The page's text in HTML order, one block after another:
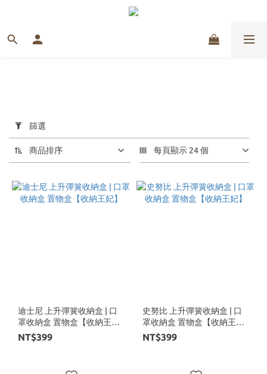
用
篩
選
(0/20)
價格
(NT$)
篩選
商品排序 每頁顯示 24 個
迪士尼 上升彈簧收納盒 | 口
罩收納盒 置物盒【收納王
妃】
NT$399
史努比 上升彈簧收納盒 | 口
罩收納盒 置物盒【收納王
妃】
NT$399